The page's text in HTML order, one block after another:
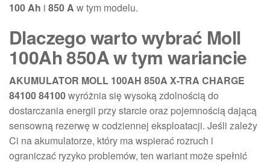
100 Ah i 850 A w tym modelu.
Dlaczego warto wybrać Moll
100Ah 850A w tym wariancie
AKUMULATOR MOLL 100AH 850A X-TRA CHARGE
84100 84100wyróżnia się wysoką zdolnością do
dostarczania energii przy starcie oraz pojemnością dającą
sensowną rezerwę w codziennej eksploatacji. Jeśli zależy
Ci na akumulatorze, który ma wspierać rozruch i
ograniczać ryzyko problemów, ten wariant może spełnić